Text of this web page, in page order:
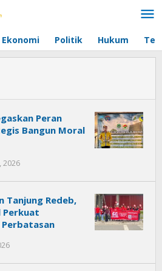
Ekonomi Politik Hukum
Peran
Bangun Moral
2026
Tanjung Redeb,
Perkuat